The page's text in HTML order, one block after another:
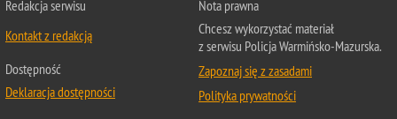
Redakcja serwisu
Kontakt z redakcją
Dostępność
Deklaracja dostępności
Nota prawna
Chcesz wykorzystać materiał
z serwisu Policja Warmińsko-Mazurska.
Zapoznaj się z zasadami
Polityka prywatności